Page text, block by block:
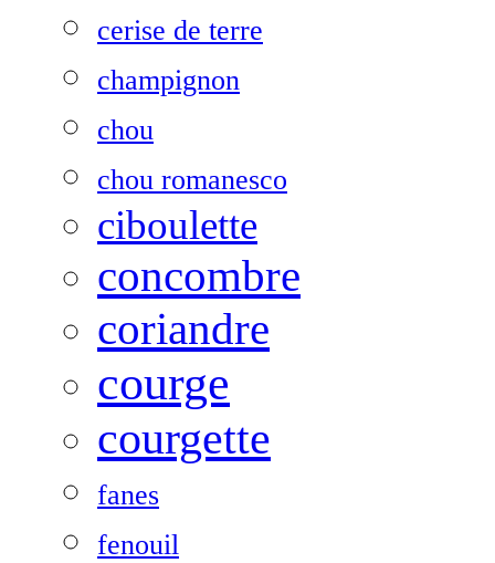
cerise de terre
champignon
chou
chou romanesco
ciboulette
concombre
coriandre
courge
courgette
fanes
fenouil